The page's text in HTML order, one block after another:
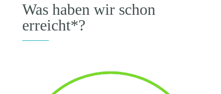
Was haben wir schon
erreicht*?